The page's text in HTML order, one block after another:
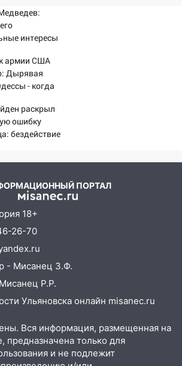
со свечой, 16 сгоревших
за водку
будет днем 8
мост в
закрытым до
готовит сюрприз: гороскоп
— кому повезет с
области объявили
звучат сирены
07.08.2026
аграрии смогут
с отсрочкой платежа
управлении
Дня сотрудника органов
Федерации
интересы
армии США
Дырявая
- когда
полетят
раскрыл
ошибку
бездействие
ПОРТАЛ
18+
26-70
- Мисанец З.Ф.
Р.Р.
Ульяновска онлайн misanec.ru
Вся информация, размещенная на
предназначена только для
и не подлежит